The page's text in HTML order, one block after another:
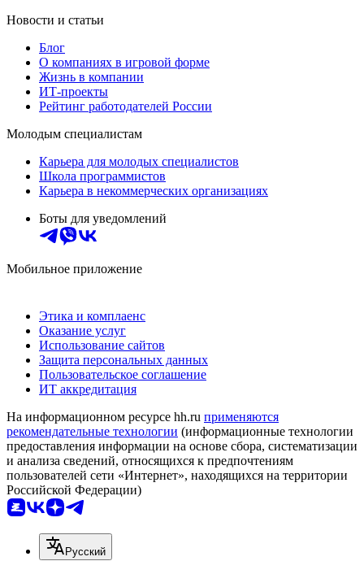
Новости и статьи
Блог
О компаниях в игровой форме
Жизнь в компании
ИТ-проекты
Рейтинг работодателей России
Молодым специалистам
Карьера для молодых специалистов
Школа программистов
Карьера в некоммерческих организациях
Боты для уведомлений
Мобильное приложение
Этика и комплаенс
Оказание услуг
Использование сайтов
Защита персональных данных
Пользовательское соглашение
ИТ аккредитация
На информационном ресурсе hh.ru применяются
рекомендательные технологии (информационные технологии
предоставления информации на основе сбора, систематизации
и анализа сведений, относящихся к предпочтениям
пользователей сети «Интернет», находящихся на территории
Российской Федерации)
Русский